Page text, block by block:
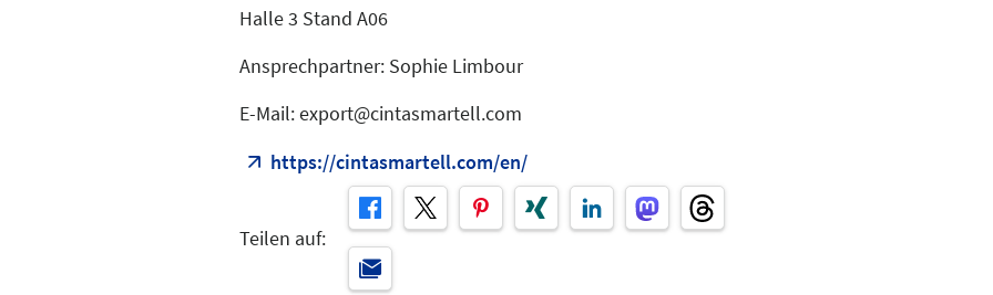
Halle 3 Stand A06
Ansprechpartner: Sophie Limbour
E-Mail: export@cintasmartell.com
https://cintasmartell.com/en/
Teilen auf: